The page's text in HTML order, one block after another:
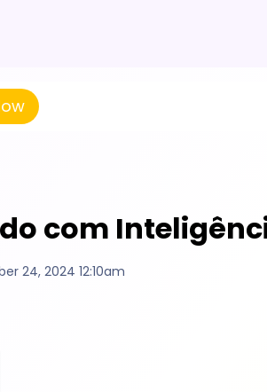
com
24, 2024 12:10am